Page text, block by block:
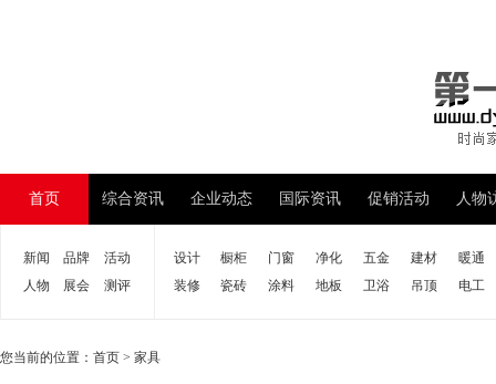
首页 综合资讯 企业动态 国际资讯 促销活动 人物
新闻 品牌
活动
人物
展会 测评
设计 橱柜 门窗 净化 五金 建材
暖通
装修
瓷砖 涂料 地板 卫浴 吊顶 电工
您当前的位置： 首页 > 家具